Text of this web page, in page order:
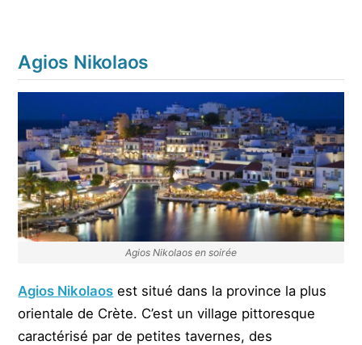
Agios Nikolaos
Agios Nikolaos en soirée
Agios Nikolaos est situé dans la province la plus
orientale de Crète. C’est un village pittoresque
caractérisé par de petites tavernes, des